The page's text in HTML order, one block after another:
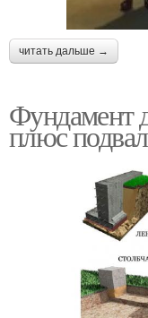
читать дальше →
Фундамент
плюс